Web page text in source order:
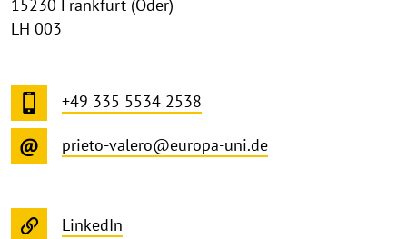
15230 Frankfurt (Oder)
LH 003
+49 335 5534 2538
prieto-valero@europa-uni.de
LinkedIn